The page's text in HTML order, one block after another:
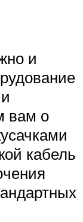
и
вам о
кабель